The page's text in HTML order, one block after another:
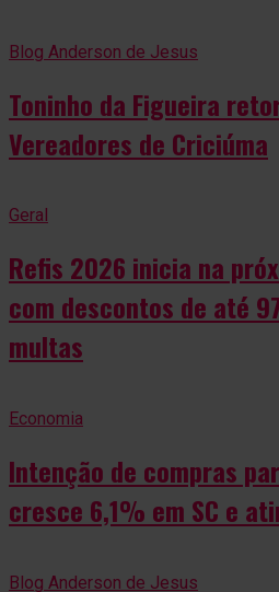
Blog Anderson de Jesus
Toninho da Figueira
Vereadores de Criciúma
Geral
Refis 2026 inicia na
com descontos de até
multas
Economia
Intenção de compras
cresce 6,1% em SC e
Blog Anderson de Jesus